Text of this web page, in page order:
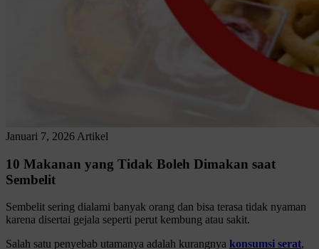
Januari 7, 2026 Artikel
10 Makanan yang Tidak Boleh Dimakan saat
Sembelit
Sembelit sering dialami banyak orang dan bisa terasa tidak nyaman
karena disertai gejala seperti perut kembung atau sakit.
Salah satu penyebab utamanya adalah kurangnya konsumsi serat,